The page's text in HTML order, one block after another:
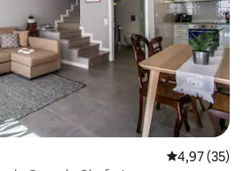
4,97 de uma
4,97 (35)